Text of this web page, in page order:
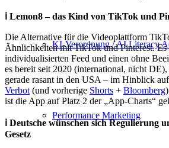
KI-Verordnung / AI Literacy
Performance Marketing
ℹ️ Lemon8 – das Kind von TikTok und
Die Alternative für die Videoplattform
Ähnlichkeiten mit TikTok und Pinterest. Es
individualisierten Feed und einen ohne
es bereit seit 2020 (international, nicht
gerade rasant in den USA – im Hinblick auf
Verbot (und vorherige Shorts + Bloomberg
ist die App auf Platz 2 der „App-Charts“
ℹ️ Deutsche wünschen sich Regulierung
Gesetz